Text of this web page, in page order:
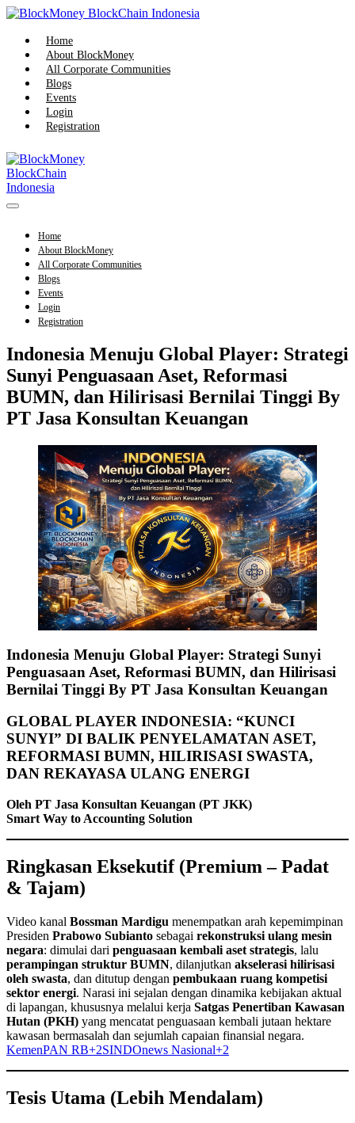
Home
About BlockMoney
All Corporate Communities
Blogs
Events
Login
Registration
Home
About BlockMoney
All Corporate Communities
Blogs
Events
Login
Registration
Indonesia Menuju Global Player: Strategi
Sunyi Penguasaan Aset, Reformasi
BUMN, dan Hilirisasi Bernilai Tinggi By
PT Jasa Konsultan Keuangan
Indonesia Menuju Global Player: Strategi Sunyi
Penguasaan Aset, Reformasi BUMN, dan Hilirisasi
Bernilai Tinggi By PT Jasa Konsultan Keuangan
GLOBAL PLAYER INDONESIA: “KUNCI
SUNYI” DI BALIK PENYELAMATAN ASET,
REFORMASI BUMN, HILIRISASI SWASTA,
DAN REKAYASA ULANG ENERGI
Oleh PT Jasa Konsultan Keuangan (PT JKK)
Smart Way to Accounting Solution
Ringkasan Eksekutif (Premium – Padat
& Tajam)
Video kanal Bossman Mardigu menempatkan arah kepemimpinan
Presiden Prabowo Subianto sebagai rekonstruksi ulang mesin
negara: dimulai dari penguasaan kembali aset strategis, lalu
perampingan struktur BUMN, dilanjutkan akselerasi hilirisasi
oleh swasta, dan ditutup dengan pembukaan ruang kompetisi
sektor energi. Narasi ini sejalan dengan dinamika kebijakan aktual
di lapangan, khususnya melalui kerja Satgas Penertiban Kawasan
Hutan (PKH) yang mencatat penguasaan kembali jutaan hektare
kawasan bermasalah dan sejumlah capaian finansial negara.
KemenPAN RB+2SINDOnews Nasional+2
Tesis Utama (Lebih Mendalam)